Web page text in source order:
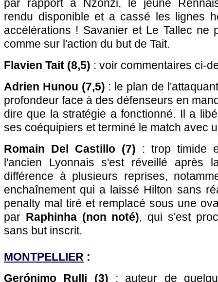
par rapport à Nzonzi, le jeune
rendu disponible et a cassé les lignes
accélérations ! Savanier et Le Tallec ne
comme sur l'action du but de Tait.
Flavien Tait (8,5) : voir commentaires ci-
Adrien Hunou (7,5) : le plan de
profondeur face à des défenseurs en
dire que la stratégie a fonctionné. Il a
ses coéquipiers et terminé le match avec
Romain Del Castillo (7) : trop timide
l'ancien Lyonnais s'est réveillé après
différence à plusieurs reprises,
enchaînement qui a laissé Hilton sans
penalty mal tiré et remplacé sous une
par Raphinha (non noté), qui s'est
sans but inscrit.
MONTPELLIER :
Gerónimo Rulli (3) : auteur de